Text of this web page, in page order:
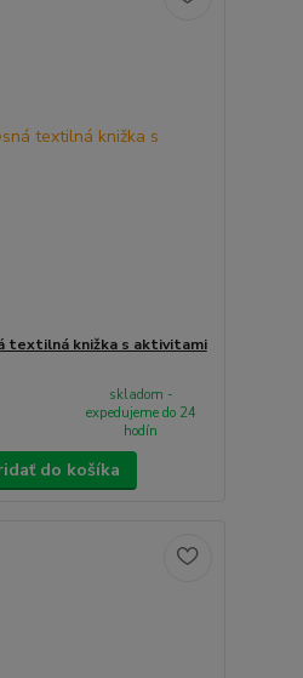
textilná knižka s aktivitami
skladom -
expedujeme do 24
hodín
do košíka